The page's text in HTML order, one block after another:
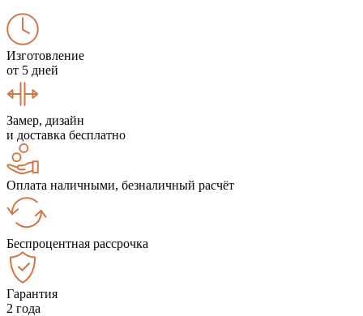
Изготовление
от 5 дней
Замер, дизайн
и доставка бесплатно
Оплата наличными, безналичный расчёт
Беспроцентная рассрочка
Гарантия
2 года